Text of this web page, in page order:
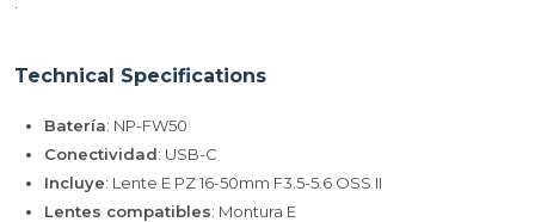
Technical Specifications
Batería: NP-FW50
Conectividad: USB-C
Incluye: Lente E PZ 16-50mm F3.5-5.6 OSS II
Lentes compatibles: Montura E